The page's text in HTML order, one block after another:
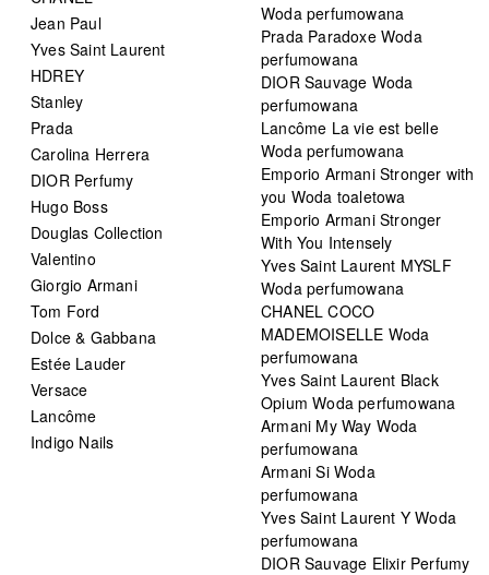
Jean Paul
Yves Saint Laurent
HDREY
Stanley
Prada
Carolina Herrera
DIOR Perfumy
Hugo Boss
Douglas Collection
Valentino
Giorgio Armani
Tom Ford
Dolce & Gabbana
Estée Lauder
Versace
Lancôme
Indigo Nails
Woda perfumowana
Prada Paradoxe Woda
perfumowana
DIOR Sauvage Woda
perfumowana
Lancôme La vie est belle
Woda perfumowana
Emporio Armani Stronger with
you Woda toaletowa
Emporio Armani Stronger
With You Intensely
Yves Saint Laurent MYSLF
Woda perfumowana
CHANEL COCO
MADEMOISELLE Woda
perfumowana
Yves Saint Laurent Black
Opium Woda perfumowana
Armani My Way Woda
perfumowana
Armani Si Woda
perfumowana
Yves Saint Laurent Y Woda
perfumowana
DIOR Sauvage Elixir Perfumy